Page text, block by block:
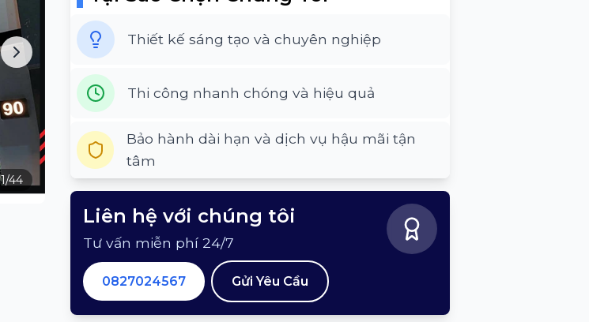
Thiết kế sáng tạo và chuyên nghiệp
Thi công nhanh chóng và hiệu quả
Bảo hành dài hạn và dịch vụ hậu mãi tận
tâm
Liên hệ với chúng tôi
Tư vấn miễn phí 24/7
0827024567 Gửi Yêu Cầu
1/44